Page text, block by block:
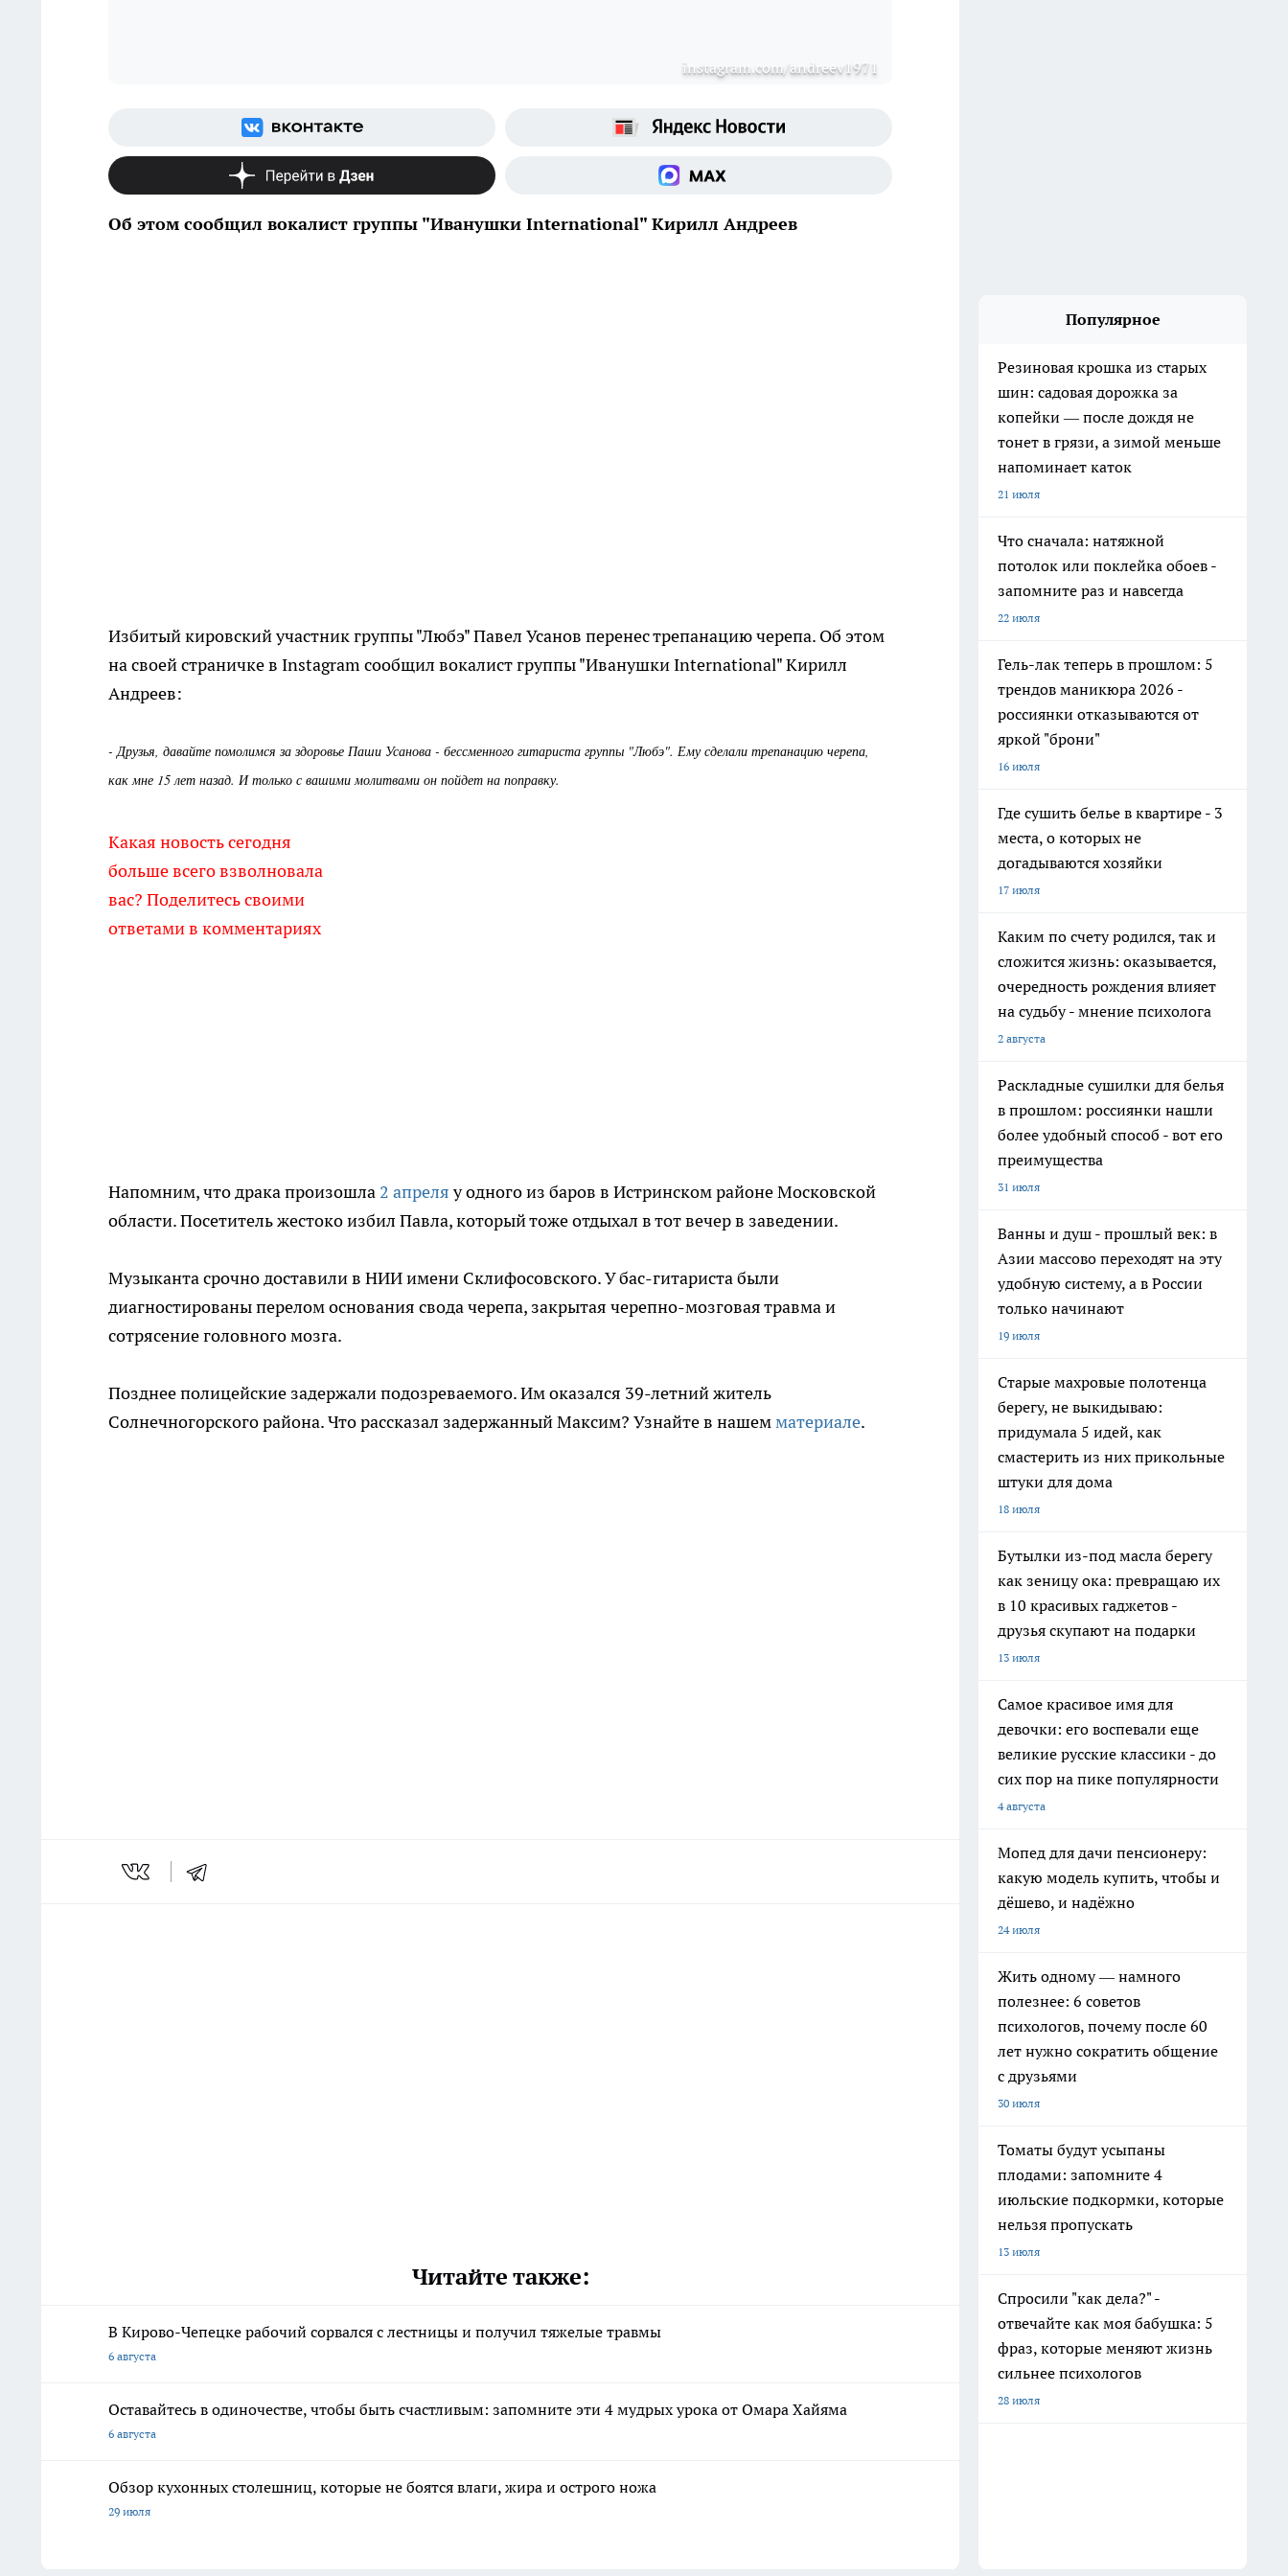
instagram.com/andreev1971
Об этом сообщил вокалист группы "Иванушки International" Кирилл Андреев
Избитый кировский участник группы "Любэ" Павел Усанов перенес трепанацию черепа. Об этом
на своей страничке в Instagram сообщил вокалист группы "Иванушки International" Кирилл
Андреев:
- Друзья, давайте помолимся за здоровье Паши Усанова - бессменного гитариста группы "Любэ". Ему сделали трепанацию черепа,
как мне 15 лет назад. И только с вашими молитвами он пойдет на поправку.
Какая новость сегодня
больше всего взволновала
вас? Поделитесь своими
ответами в комментариях
Напомним, что драка произошла 2 апреляу одного из баров в Истринском районе Московской
области. Посетитель жестоко избил Павла, который тоже отдыхал в тот вечер в заведении.
Музыканта срочно доставили в НИИ имени Склифосовского. У бас-гитариста были
диагностированы перелом основания свода черепа, закрытая черепно-мозговая травма и
сотрясение головного мозга.
Позднее полицейские задержали подозреваемого. Им оказался 39-летний житель
Солнечногорского района. Что рассказал задержанный Максим? Узнайте в нашемматериале.
Читайте также:
В Кирово-Чепецке рабочий сорвался с лестницы и получил тяжелые травмы
6 августа
Оставайтесь в одиночестве, чтобы быть счастливым: запомните эти 4 мудрых урока от Омара Хайяма
6 августа
Обзор кухонных столешниц, которые не боятся влаги, жира и острого ножа
29 июля
Популярное
Резиновая крошка из старых
шин: садовая дорожка за
копейки — после дождя не
тонет в грязи, а зимой меньше
напоминает каток
21 июля
Что сначала: натяжной
потолок или поклейка обоев -
запомните раз и навсегда
22 июля
Гель-лак теперь в прошлом: 5
трендов маникюра 2026 -
россиянки отказываются от
яркой "брони"
16 июля
Где сушить белье в квартире - 3
места, о которых не
догадываются хозяйки
17 июля
Каким по счету родился, так и
сложится жизнь: оказывается,
очередность рождения влияет
на судьбу - мнение психолога
2 августа
Раскладные сушилки для белья
в прошлом: россиянки нашли
более удобный способ - вот его
преимущества
31 июля
Ванны и душ - прошлый век: в
Азии массово переходят на эту
удобную систему, а в России
только начинают
19 июля
Старые махровые полотенца
берегу, не выкидываю:
придумала 5 идей, как
смастерить из них прикольные
штуки для дома
18 июля
Бутылки из-под масла берегу
как зеницу ока: превращаю их
в 10 красивых гаджетов -
друзья скупают на подарки
13 июля
Самое красивое имя для
девочки: его воспевали еще
великие русские классики - до
сих пор на пике популярности
4 августа
Мопед для дачи пенсионеру:
какую модель купить, чтобы и
дёшево, и надёжно
24 июля
Жить одному — намного
полезнее: 6 советов
психологов, почему после 60
лет нужно сократить общение
с друзьями
30 июля
Томаты будут усыпаны
плодами: запомните 4
июльские подкормки, которые
нельзя пропускать
13 июля
Спросили "как дела?" -
отвечайте как моя бабушка: 5
фраз, которые меняют жизнь
сильнее психологов
28 июля